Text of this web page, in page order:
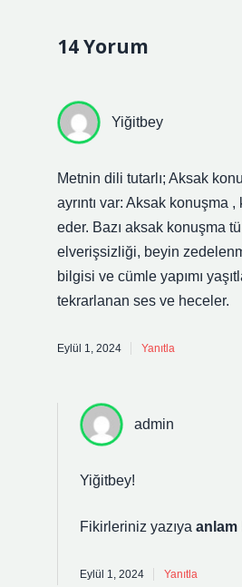
14 Yorum
Yiğitbey
Metnin dili tutarlı; Aksak
ayrıntı var: Aksak konuşma
eder. Bazı aksak konuşma
elverişsizliği, beyin
bilgisi ve cümle yapımı
tekrarlanan ses ve heceler.
Eylül 1, 2024 Yanıtla
admin
Yiğitbey!
Fikirleriniz yazıya anlam
Eylül 1, 2024 Yanıtla